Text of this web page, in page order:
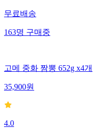
무료배송
163명 구매중
고메 중화 짬뽕 652g x4개
35,900원
4.0